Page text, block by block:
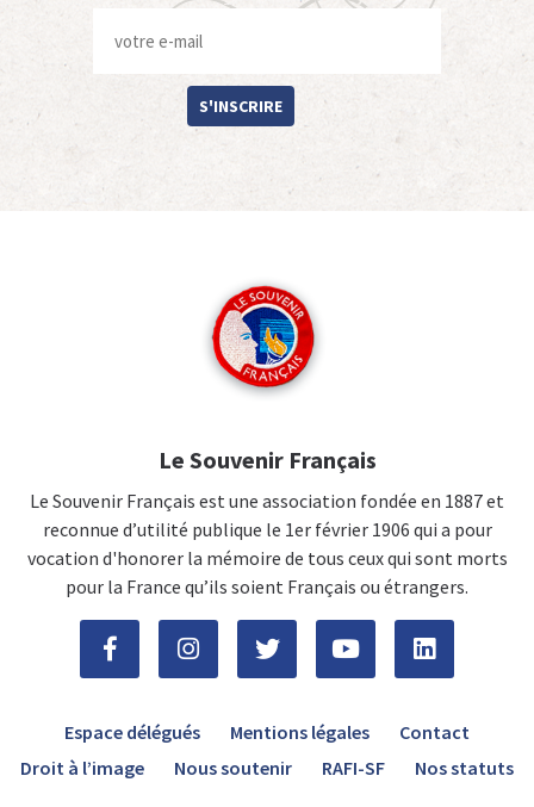
S'INSCRIRE
Le Souvenir Français
Le Souvenir Français est une association fondée en 1887 et
reconnue d’utilité publique le 1er février 1906 qui a pour
vocation d'honorer la mémoire de tous ceux qui sont morts
pour la France qu’ils soient Français ou étrangers.
Espace délégués Mentions légales
Contact
Droit à l’image
Nous soutenir RAFI-SF Nos statuts